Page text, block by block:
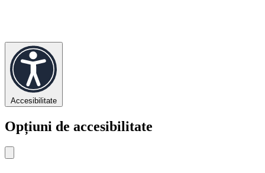
Accesibilitate
Opțiuni de accesibilitate